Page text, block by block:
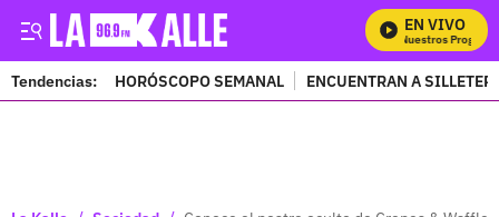
EN VIVO
Mira Todos Nuestros Programas
Tendencias: HORÓSCOPO SEMANAL ENCUENTRAN A